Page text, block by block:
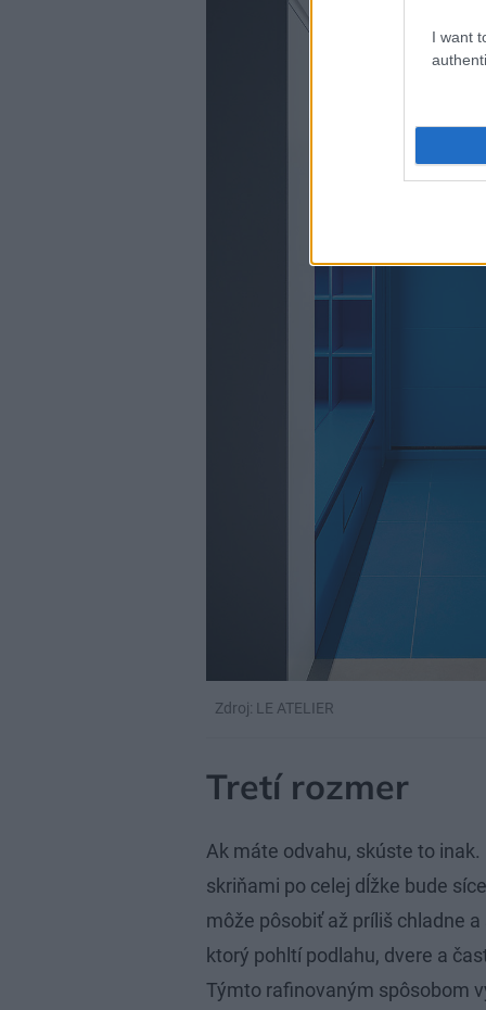
I want
Zdroj: LE ATELIER
Tretí rozmer
Ak máte odvahu, skúste to
skriňami po celej dĺžke bude
môže pôsobiť až príliš chladne
ktorý pohltí podlahu, dvere a
Týmto rafinovaným spôsobom